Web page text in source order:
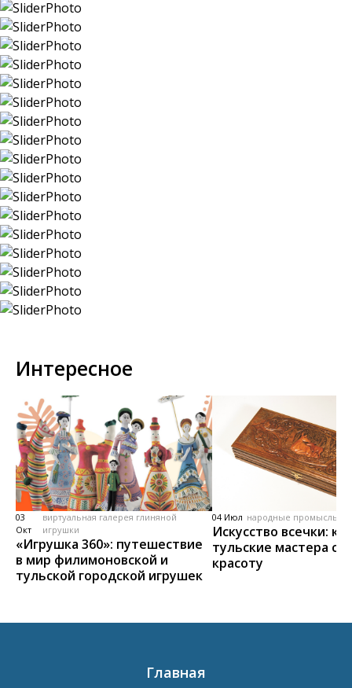
Интересное
03
Окт
виртуальная галерея глиняной
игрушки
«Игрушка 360»: путешествие
в мир филимоновской и
тульской городской игрушек
04 Июл народные промыслы,
Искусство всечки: как
тульские мастера
красоту
Главная